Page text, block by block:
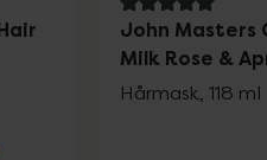
5 av 5 i omdöme
John Masters
Milk Rose &
Hårmask, 118 ml